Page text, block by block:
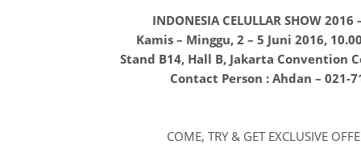
INDONESIA CELULLAR SHOW 2016
Kamis – Minggu, 2 – 5 Juni 2016,
Stand B14, Hall B, Jakarta Convention
Contact Person : Ahdan – 021-
COME, TRY & GET EXCLUSIVE